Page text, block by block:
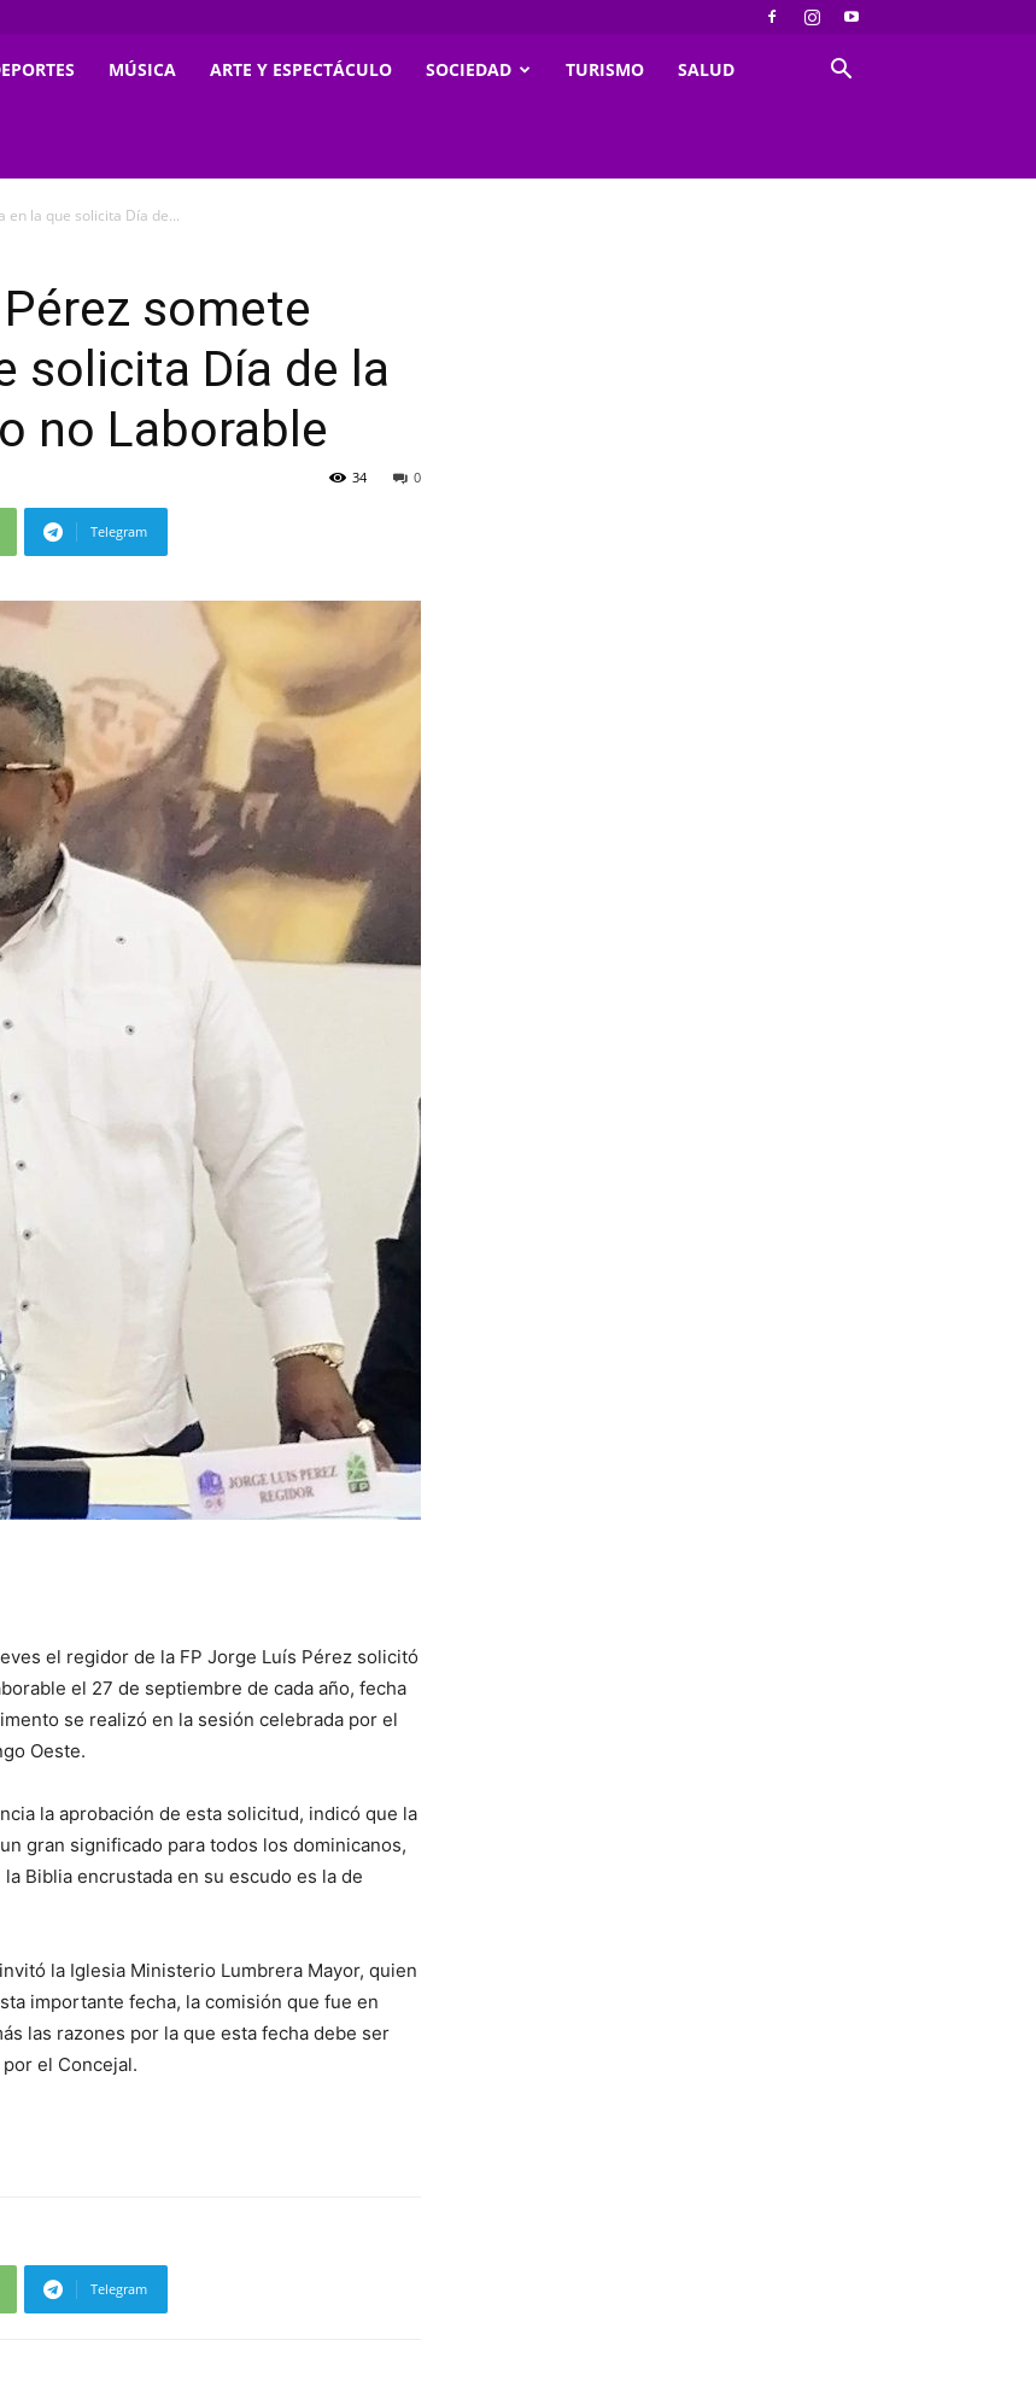
MÚSICA ARTE Y ESPECTÁCULO SOCIEDAD TURISMO SALUD
en la que solicita Día de...
somete
solicita Día de la
no Laborable
0
34
Telegram
el regidor de la FP Jorge Luís Pérez solicitó
el 27 de septiembre de cada año, fecha
se realizó en la sesión celebrada por el
Oeste.
la aprobación de esta solicitud, indicó que la
gran significado para todos los dominicanos,
Biblia encrustada en su escudo es la de
la Iglesia Ministerio Lumbrera Mayor, quien
importante fecha, la comisión que fue en
las razones por la que esta fecha debe ser
el Concejal.
Telegram